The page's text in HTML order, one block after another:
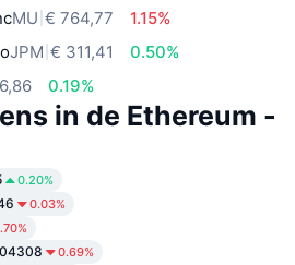
MU € 764,77
1.15%
JPM € 311,41
0.50%
0.19%
in de Ethereum -
0.20%
0.03%
0.69%